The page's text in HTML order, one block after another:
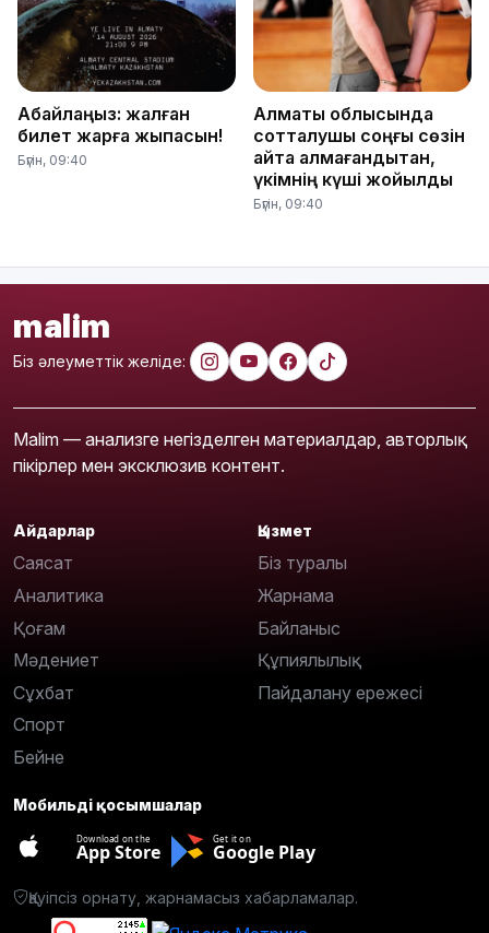
Абайлаңыз: жалған
билет жарға жықпасын!
Бүгін, 09:40
Алматы облысында
сотталушы соңғы сөзін
айта алмағандықтан,
үкімнің күші жойылды
Бүгін, 09:40
malim
Біз әлеуметтік желіде:
Malim — анализге негізделген материалдар, авторлық
пікірлер мен эксклюзив контент.
Айдарлар
Саясат
Аналитика
Қоғам
Мәдениет
Сұхбат
Спорт
Бейне
Қызмет
Біз туралы
Жарнама
Байланыс
Құпиялылық
Пайдалану ережесі
Мобильді қосымшалар
Download on the
App Store
Get it on
Google Play
Қауіпсіз орнату, жарнамасыз хабарламалар.